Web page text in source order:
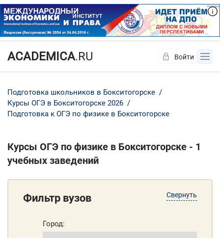
ACADEMICA.RU Войти
Подготовка школьников в Бокситогорске
Курсы ОГЭ в Бокситогорске 2026
Подготовка к ОГЭ по физике в Бокситогорске
Курсы ОГЭ по физике в Бокситогорске - 1
учебных заведений
Свернуть
Фильтр вузов
Город:
Да Нет